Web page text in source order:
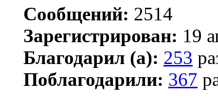
Сообщений: 2514
Зарегистрирован: 19
Благодарил (а): 253
Поблагодарили: 367